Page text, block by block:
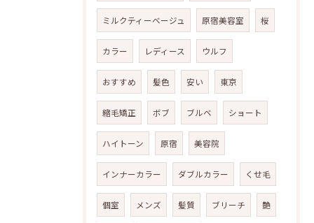
ミルクティーベージュ 原宿美容室 桜
カラー レディース ウルフ
おすすめ 髪色 安い 東京
縮毛矯正 ボブ ブルベ ショート
ハイトーン 原宿 美容院
インナーカラー ダブルカラー くせ毛
個室 メンズ 髪質 ブリーチ 艶